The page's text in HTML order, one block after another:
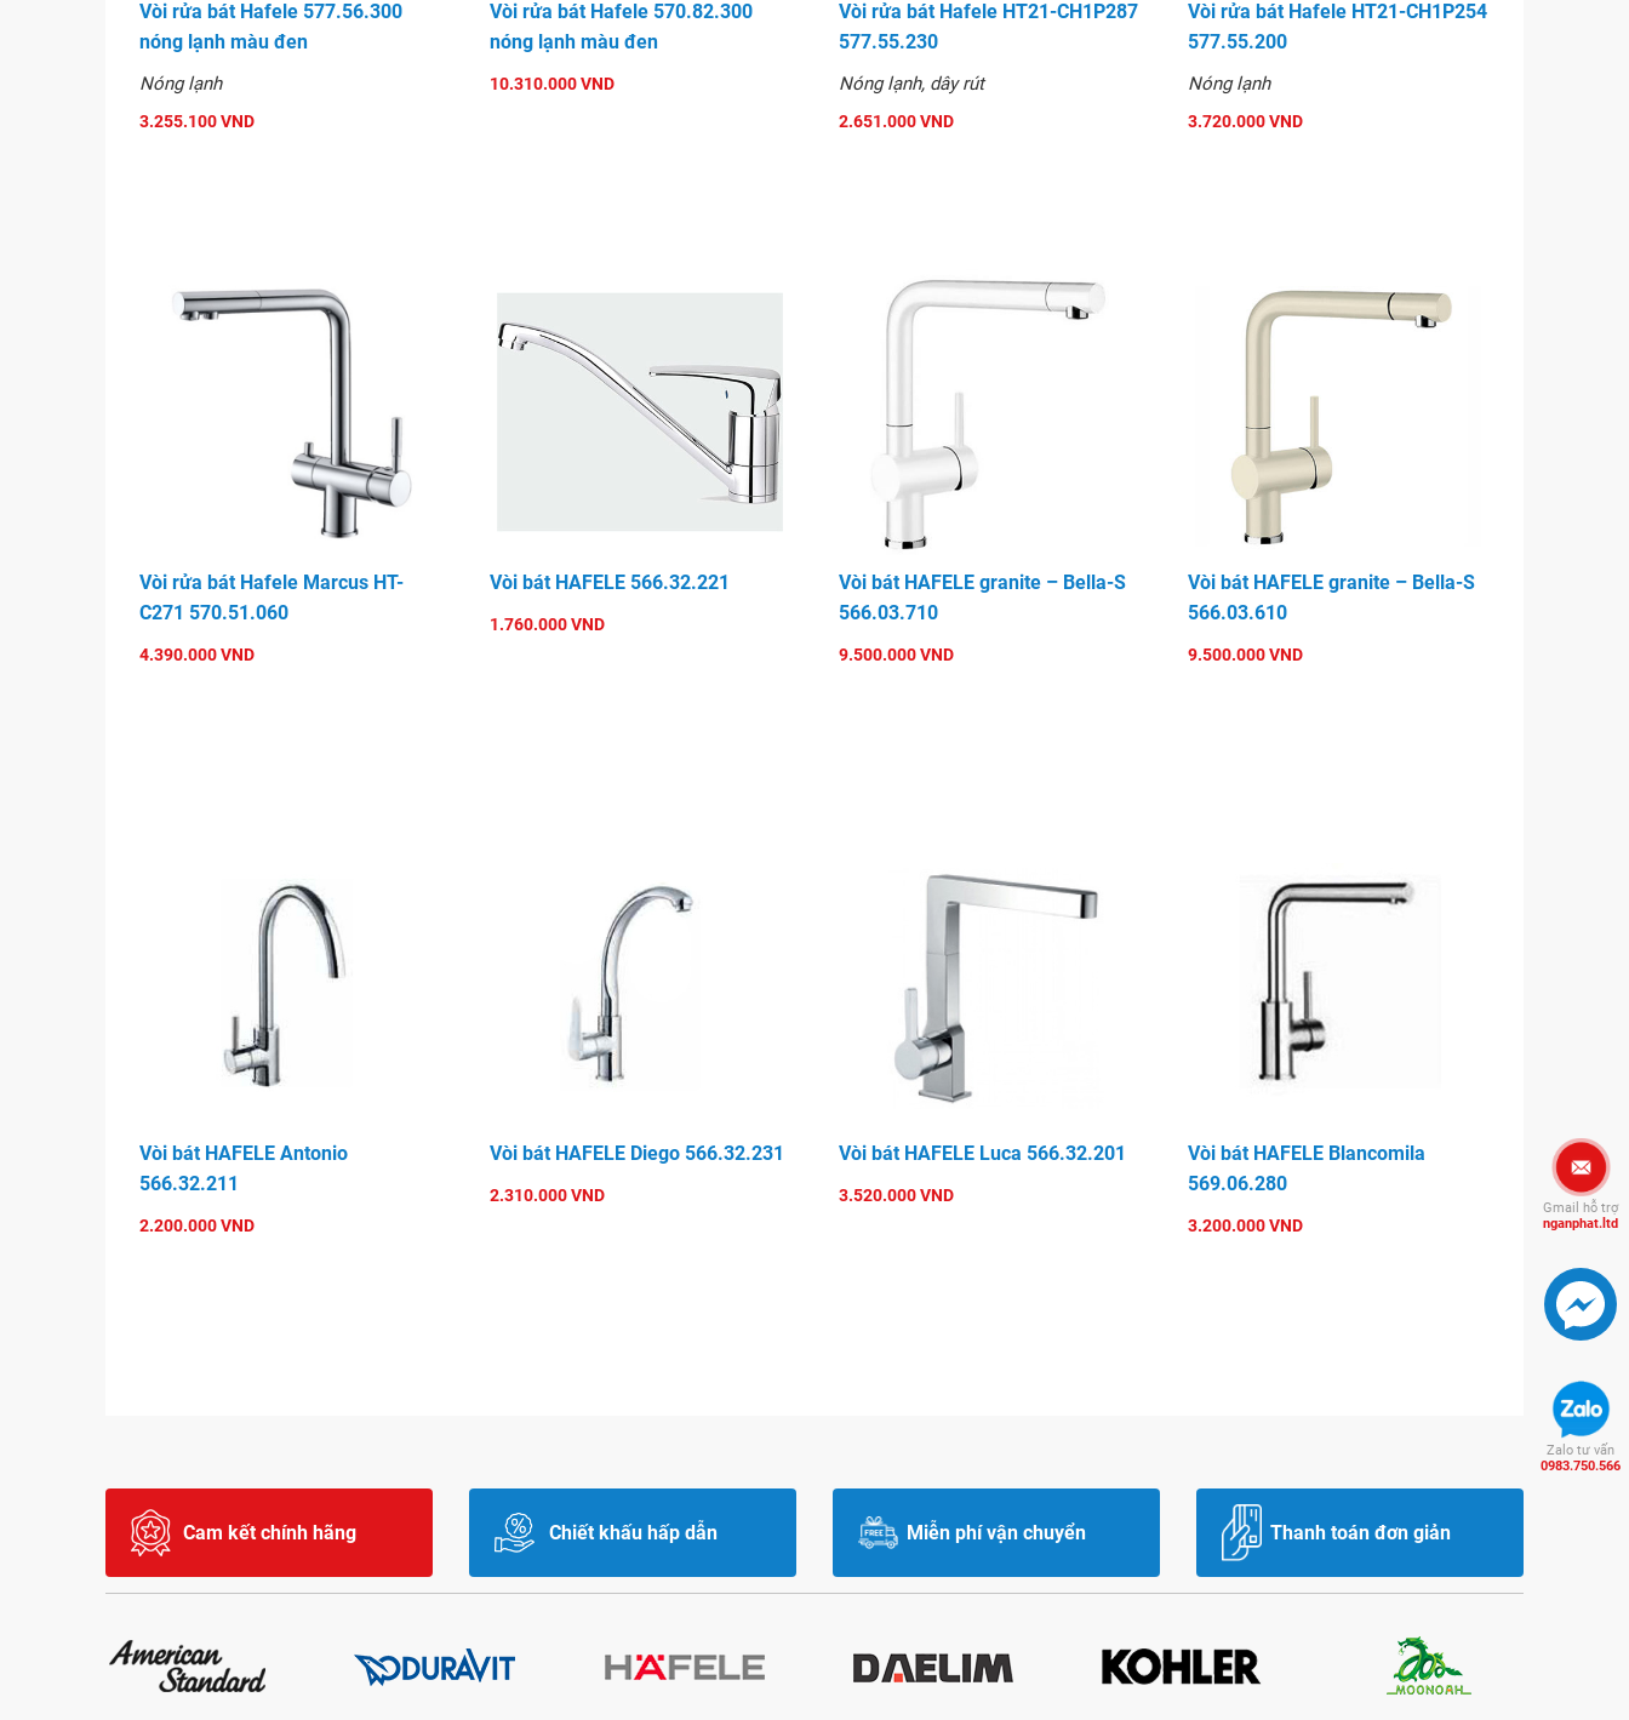
Vòi rửa bát Hafele 577.56.300
nóng lạnh màu đen
Nóng lạnh
3.255.100 VND
Vòi rửa bát Hafele 570.82.300
nóng lạnh màu đen
10.310.000 VND
Vòi rửa bát Hafele HT21-CH1P287
577.55.230
Nóng lạnh, dây rút
2.651.000 VND
Vòi rửa bát Hafele HT21-CH1P254
577.55.200
Nóng lạnh
3.720.000 VND
Vòi rửa bát Hafele Marcus HT-
C271 570.51.060
4.390.000 VND
Vòi bát HAFELE 566.32.221
1.760.000 VND
Vòi bát HAFELE granite – Bella-S
566.03.710
9.500.000 VND
Vòi bát HAFELE granite – Bella-S
566.03.610
9.500.000 VND
Vòi bát HAFELE Antonio
566.32.211
2.200.000 VND
Vòi bát HAFELE Diego 566.32.231
2.310.000 VND
Vòi bát HAFELE Luca 566.32.201
3.520.000 VND
Vòi bát HAFELE Blancomila
569.06.280
3.200.000 VND
Cam kết chính hãng Chiết khấu hấp dẫn Miễn phí vận chuyển Thanh toán đơn giản
Gmail hỗ trợ
nganphat.ltd
Zalo tư vấn
0983.750.566